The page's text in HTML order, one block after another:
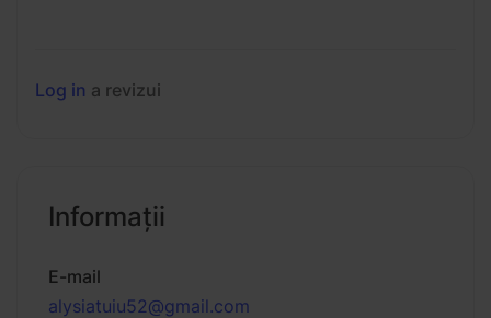
Log in a revizui
Informaţii
E-mail
alysiatuiu52@gmail.com